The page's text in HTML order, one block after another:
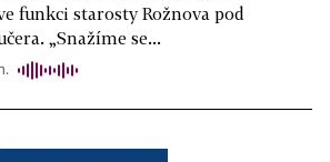
funkci starosty Rožnova pod
„Snažíme se...